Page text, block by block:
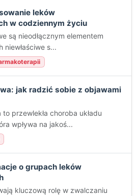
leków
w codziennym życiu
są nieodłącznym elementem
niewłaściwe s...
jak radzić sobie z objawami
przewlekła choroba układu
wpływa na jakoś...
o grupach leków
kluczową rolę w zwalczaniu